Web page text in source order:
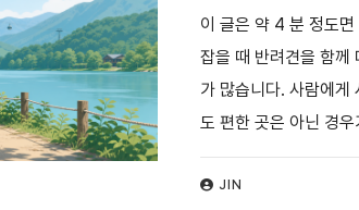
으로 좋을까?
JIN
이 글은 약 4 분 정도
잡을 때 반려견을 함께
가 많습니다. 사람에게
도 편한 곳은 아닌 경